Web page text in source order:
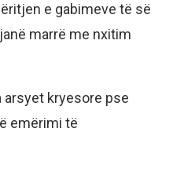
e gabimeve të së
marrë me nxitim
kryesore pse
emërimi të